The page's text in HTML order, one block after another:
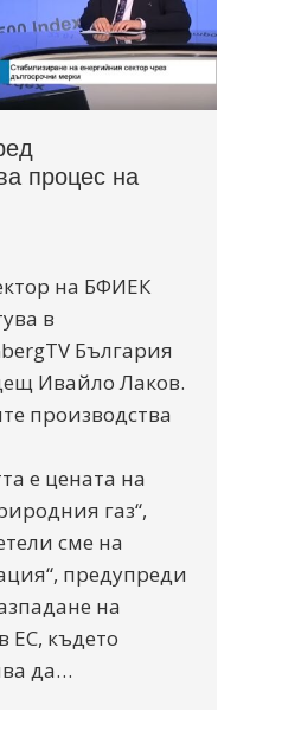
процес на
на БФИЕК
в
България
Ивайло Лаков.
производства
е цената на
газ“,
сме на
предупреди
на
ЕС, където
да…